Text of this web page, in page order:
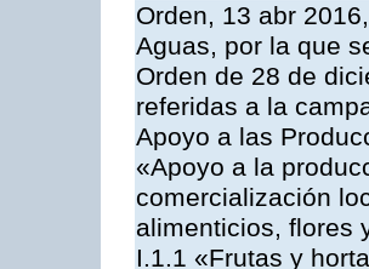
Orden, 13 abr
Aguas, por la que
Orden de 28 de
referidas a la
Apoyo a las
«Apoyo a la
comercialización
alimenticios, flores
I.1.1 «Frutas y